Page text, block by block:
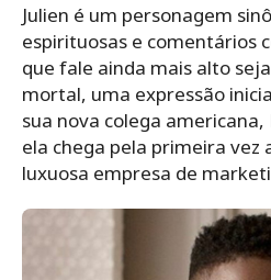
Julien é um personagem
espirituosas e comentários
que fale ainda mais alto
mortal, uma expressão
sua nova colega americana,
ela chega pela primeira vez
luxuosa empresa de